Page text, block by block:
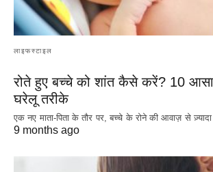
लाइफस्टाइल
रोते हुए बच्चे को शांत कैसे करें? 10
घरेलू तरीके
एक नए माता-पिता के तौर पर, बच्चे के रोने की आवाज़ से
9 months ago